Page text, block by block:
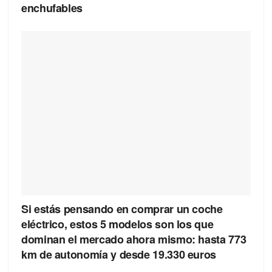
enchufables
Si estás pensando en comprar un coche
eléctrico, estos 5 modelos son los que
dominan el mercado ahora mismo: hasta 773
km de autonomía y desde 19.330 euros